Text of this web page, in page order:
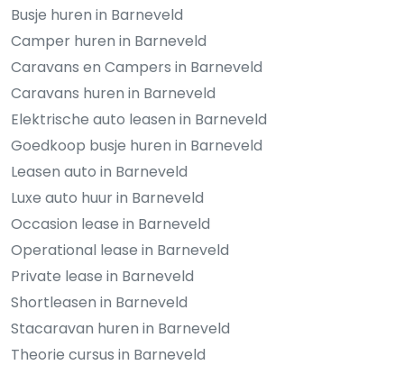
Busje huren in Barneveld
Camper huren in Barneveld
Caravans en Campers in Barneveld
Caravans huren in Barneveld
Elektrische auto leasen in Barneveld
Goedkoop busje huren in Barneveld
Leasen auto in Barneveld
Luxe auto huur in Barneveld
Occasion lease in Barneveld
Operational lease in Barneveld
Private lease in Barneveld
Shortleasen in Barneveld
Stacaravan huren in Barneveld
Theorie cursus in Barneveld